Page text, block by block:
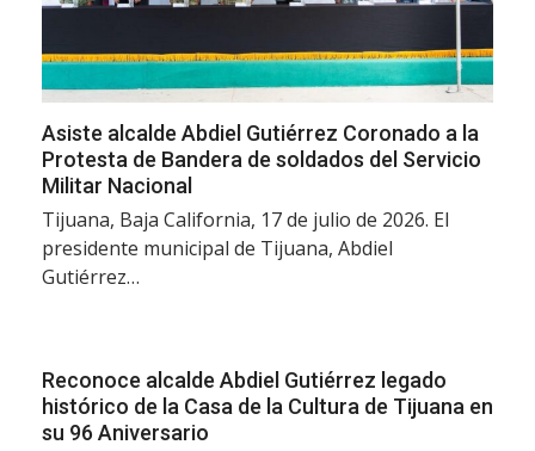
Asiste alcalde Abdiel Gutiérrez Coronado a la
Protesta de Bandera de soldados del Servicio
Militar Nacional
Tijuana, Baja California, 17 de julio de 2026. El
presidente municipal de Tijuana, Abdiel
Gutiérrez…
Reconoce alcalde Abdiel Gutiérrez legado
histórico de la Casa de la Cultura de Tijuana en
su 96 Aniversario